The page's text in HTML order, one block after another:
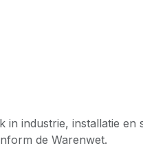
industrie, installatie
de Warenwet.